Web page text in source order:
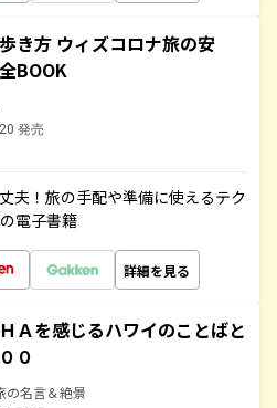
き方 ウィズコロナ旅の安
BOOK
発売
夫！旅の手配や準備に使えるテク
電子書籍
詳細を見る
Ａを感じるハワイのことばと
０
の名言＆絶景